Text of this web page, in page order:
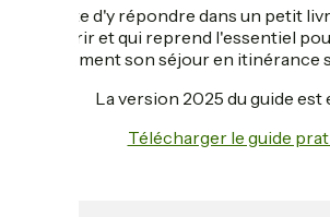
On tente d'y répondre dans un petit
parcourir et qui reprend l'essentiel
sereinement son séjour en itinérance
La version 2025 du guide est
Télécharger le guide